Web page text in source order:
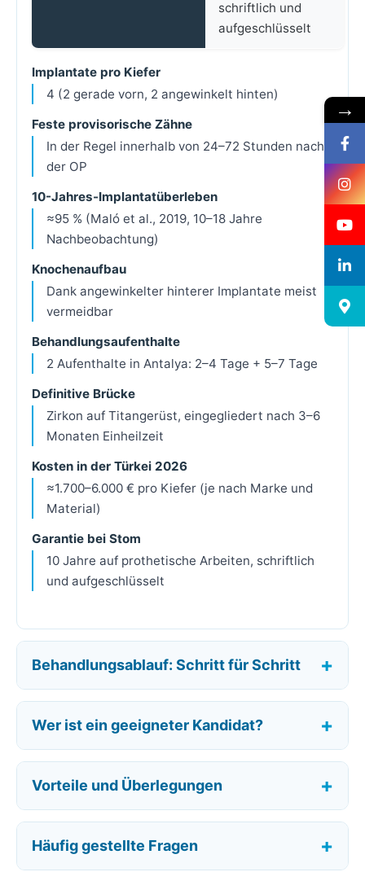
schriftlich und
aufgeschlüsselt
Implantate pro Kiefer
4 (2 gerade vorn, 2 angewinkelt hinten)
Feste provisorische Zähne
In der Regel innerhalb von 24–72 Stunden nach
der OP
10-Jahres-Implantatüberleben
≈95 % (Maló et al., 2019, 10–18 Jahre
Nachbeobachtung)
Knochenaufbau
Dank angewinkelter hinterer Implantate meist
vermeidbar
Behandlungsaufenthalte
2 Aufenthalte in Antalya: 2–4 Tage + 5–7 Tage
Definitive Brücke
Zirkon auf Titangerüst, eingegliedert nach 3–6
Monaten Einheilzeit
Kosten in der Türkei 2026
≈1.700–6.000 € pro Kiefer (je nach Marke und
Material)
Garantie bei Stom
10 Jahre auf prothetische Arbeiten, schriftlich
und aufgeschlüsselt
Behandlungsablauf: Schritt für Schritt
Wer ist ein geeigneter Kandidat?
Vorteile und Überlegungen
Häufig gestellte Fragen
→